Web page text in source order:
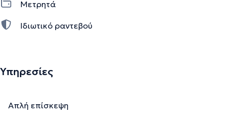
Πολιτείες Αμερικής. Τα λαπαροσκοπικά υλικά που
χρησιμοποιούνται είναι υλικά τελευταίας Αμερικανικής
τεχνολογίας, όπως τα πλέγματα των κηλών που
επαληθευμένες πληροφορίες.
Μετρητά
Ιδιωτικό ραντεβού
Υπηρεσίες
Απλή επίσκεψη